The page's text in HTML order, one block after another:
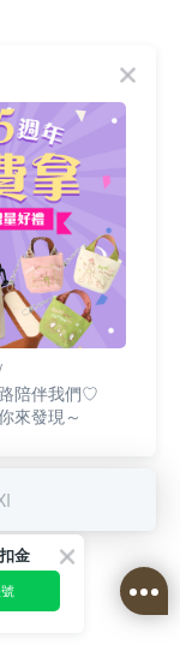
陪伴我們♡
來發現～
金